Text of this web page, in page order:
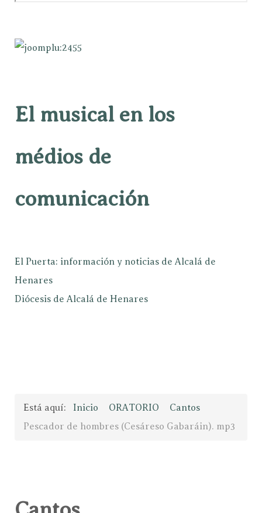
El musical en los
médios de
comunicación
El Puerta: información y noticias de Alcalá de
Henares
Diócesis de Alcalá de Henares
Está aquí: Inicio ORATORIO
Cantos
Pescador de hombres (Cesáreso Gabaráin). mp3